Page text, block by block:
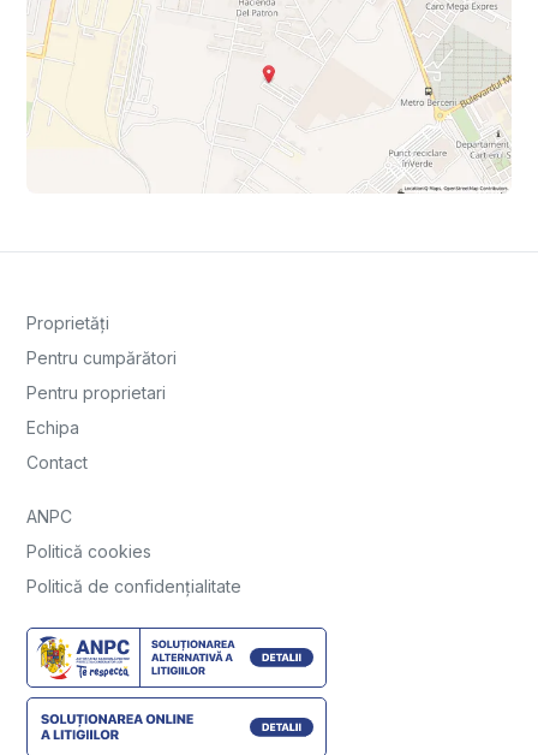
Proprietăți
Pentru cumpărători
Pentru proprietari
Echipa
Contact
ANPC
Politică cookies
Politică de confidențialitate